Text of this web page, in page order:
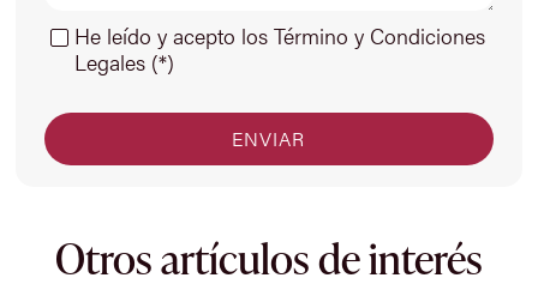
He leído y acepto los Término y Condiciones
Legales (*)
Otros artículos de interés